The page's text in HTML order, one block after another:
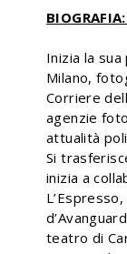
Inizia la
Milano,
Corriere
agenzie
attualità
Si
inizia a
teatro di